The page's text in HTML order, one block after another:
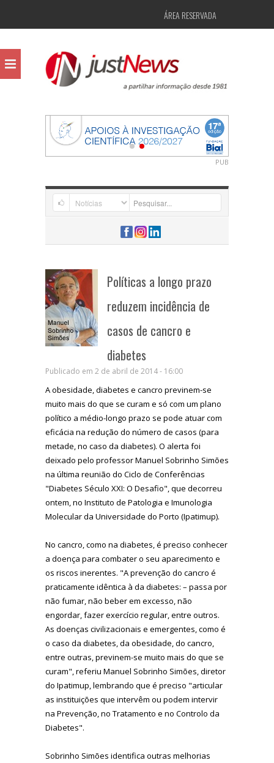
ÁREA RESERVADA
PUB
Políticas a longo prazo
reduzem incidência de
casos de cancro e
diabetes
Publicado em 2 de abril de 2014 - 16:00
A obesidade, diabetes e cancro previnem-se
muito mais do que se curam e só com um plano
político a médio-longo prazo se pode atuar com
eficácia na redução do número de casos (para
metade, no caso da diabetes). O alerta foi
deixado pelo professor Manuel Sobrinho Simões
na última reunião do Ciclo de Conferências
"Diabetes Século XXI: O Desafio", que decorreu
ontem, no Instituto de Patologia e Imunologia
Molecular da Universidade do Porto (Ipatimup).
No cancro, como na diabetes, é preciso conhecer
a doença para combater o seu aparecimento e
os riscos inerentes. "A prevenção do cancro é
praticamente idêntica à da diabetes: – passa por
não fumar, não beber em excesso, não
engordar, fazer exercício regular, entre outros.
As doenças civilizacionais e emergentes, como é
o caso da diabetes, da obesidade, do cancro,
entre outras, previnem-se muito mais do que se
curam", referiu Manuel Sobrinho Simões, diretor
do Ipatimup, lembrando que é preciso "articular
as instituições que intervêm ou podem intervir
na Prevenção, no Tratamento e no Controlo da
Diabetes".
Sobrinho Simões identifica outras melhorias